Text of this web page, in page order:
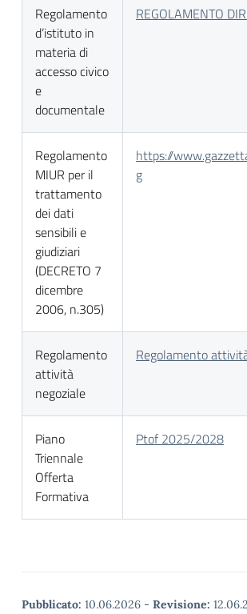
Regolamento
d’istituto in
materia di
accesso civico
e
documentale
REGOLAMENTO
Regolamento
MIUR per il
trattamento
dei dati
sensibili e
giudiziari
(DECRETO 7
dicembre
2006, n.305)
https://
g
Regolamento
attività
negoziale
Regolamento
Piano
Triennale
Offerta
Formativa
Ptof 2025/2028
Pubblicato: 10.06.2026 - Revisione: